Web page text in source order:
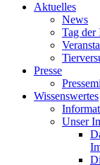
Aktuelles
News
Tag der
Presse
Wissenswertes
Unser